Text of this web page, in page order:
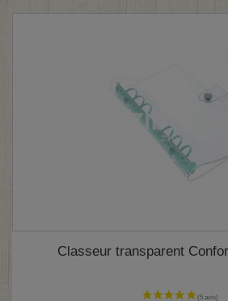
Classeur transparent